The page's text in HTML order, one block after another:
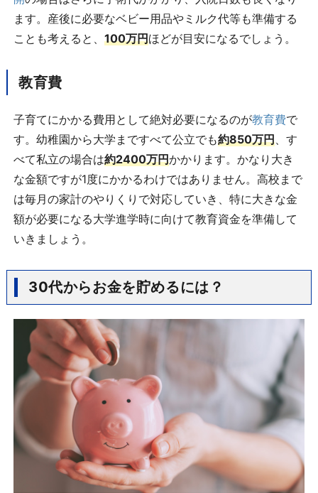
ます。産後に必要なベビー用品やミルク代等も準備する
ことも考えると、 100万円ほどが目安になるでしょう。
教育費
子育てにかかる費用として絶対必要になるのが教育費で
す。幼稚園から大学まですべて公立でも約850万円、す
べて私立の場合は約2400万円かかります。かなり大き
な金額ですが1度にかかるわけではありません。高校まで
は毎月の家計のやりくりで対応していき、特に大きな金
額が必要になる大学進学時に向けて教育資金を準備して
いきましょう。
30代からお金を貯めるには？